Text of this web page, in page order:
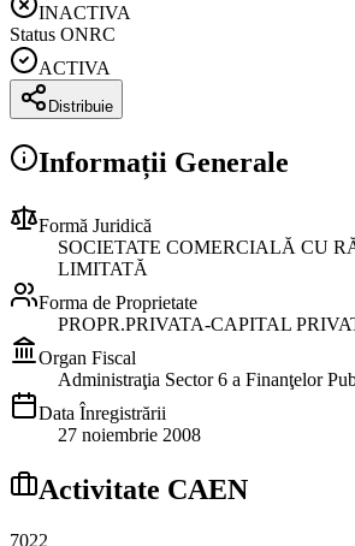
INACTIVA
Status ONRC
ACTIVA
Distribuie
Informații Generale
Formă Juridică
SOCIETATE COMERCIALĂ CU
LIMITATĂ
Forma de Proprietate
PROPR.PRIVATA-CAPITAL
Organ Fiscal
Administraţia Sector 6 a Finanţelor
Data Înregistrării
27 noiembrie 2008
Activitate CAEN
7022